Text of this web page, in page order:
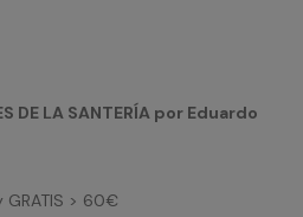
DE LA SANTERÍA por Eduardo
> 60€